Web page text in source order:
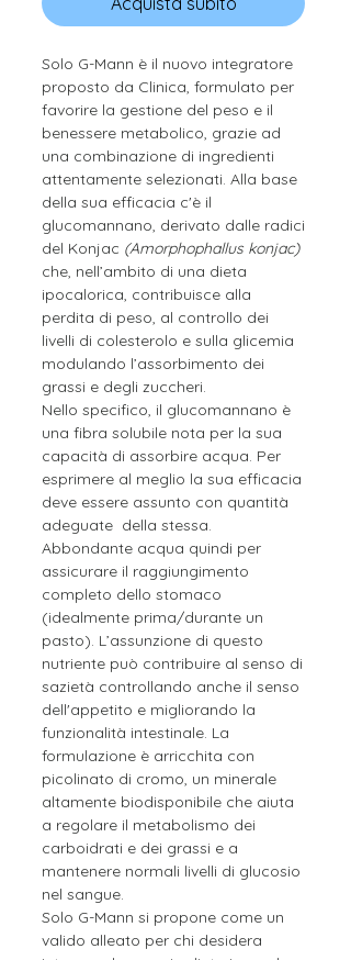
Solo G-Mann è il nuovo integratore
proposto da Clinica, formulato per
favorire la gestione del peso e il
benessere metabolico, grazie ad
una combinazione di ingredienti
attentamente selezionati. Alla base
della sua efficacia c'è il
glucomannano, derivato dalle radici
del Konjac (Amorphophallus konjac)
che, nell’ambito di una dieta
ipocalorica, contribuisce alla
perdita di peso, al controllo dei
livelli di colesterolo e sulla glicemia
modulando l’assorbimento dei
grassi e degli zuccheri.
Nello specifico, il glucomannano è
una fibra solubile nota per la sua
capacità di assorbire acqua. Per
esprimere al meglio la sua efficacia
deve essere assunto con quantità
adeguate della stessa.
Abbondante acqua quindi per
assicurare il raggiungimento
completo dello stomaco
(idealmente prima/durante un
pasto). L’assunzione di questo
nutriente può contribuire al senso di
sazietà controllando anche il senso
dell'appetito e migliorando la
funzionalità intestinale. La
formulazione è arricchita con
picolinato di cromo, un minerale
altamente biodisponibile che aiuta
a regolare il metabolismo dei
carboidrati e dei grassi e a
mantenere normali livelli di glucosio
nel sangue.
Solo G-Mann si propone come un
valido alleato per chi desidera